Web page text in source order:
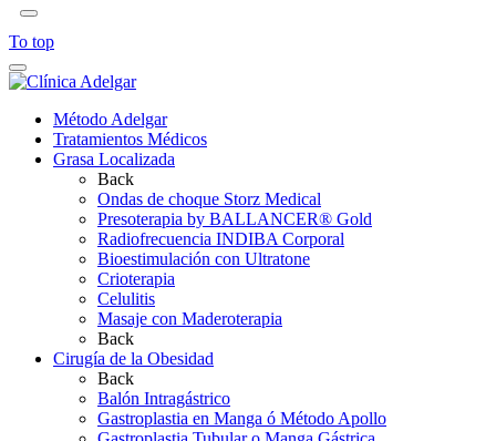
To top
Método Adelgar
Tratamientos Médicos
Grasa Localizada
Back
Ondas de choque Storz Medical
Presoterapia by BALLANCER® Gold
Radiofrecuencia INDIBA Corporal
Bioestimulación con Ultratone
Crioterapia
Celulitis
Masaje con Maderoterapia
Back
Cirugía de la Obesidad
Back
Balón Intragástrico
Gastroplastia en Manga ó Método Apollo